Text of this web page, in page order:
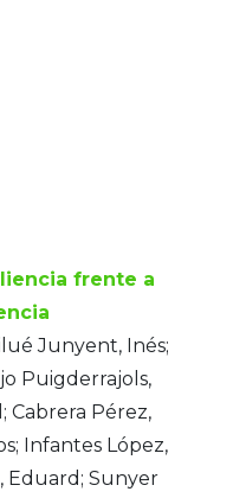
frente a
Junyent, Inés;
Puigderrajols,
Cabrera Pérez,
Infantes López,
Eduard; Sunyer